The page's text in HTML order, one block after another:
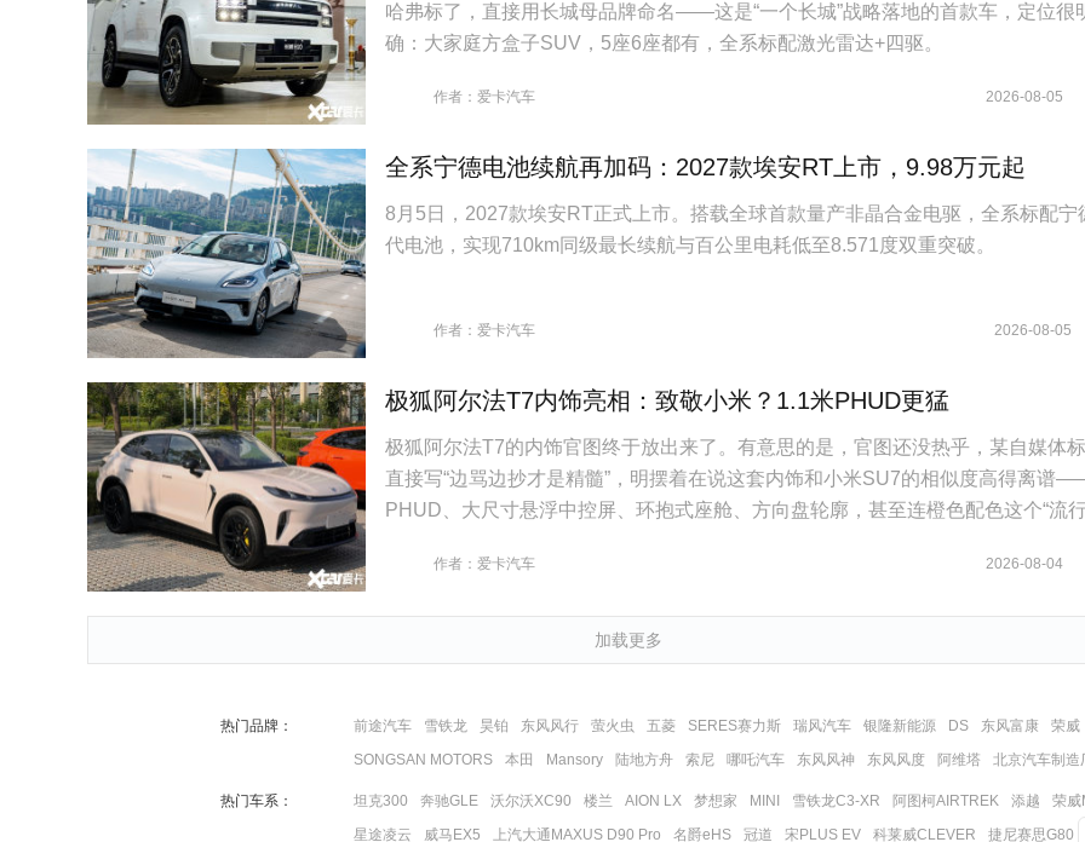
哈弗标了，直接用长城母品牌命名——这是“一个长城”战略落地的首款车，定位很
确：大家庭方盒子SUV，5座6座都有，全系标配激光雷达+四驱。
作者：爱卡汽车 2026-08-05
全系宁德电池续航再加码：2027款埃安RT上市，9.98万元起
8月5日，2027款埃安RT正式上市。搭载全球首款量产非晶合金电驱，全系标配宁
代电池，实现710km同级最长续航与百公里电耗低至8.571度双重突破。
作者：爱卡汽车 2026-08-05
极狐阿尔法T7内饰亮相：致敬小米？1.1米PHUD更猛
极狐阿尔法T7的内饰官图终于放出来了。有意思的是，官图还没热乎，某自媒体
直接写“边骂边抄才是精髓”，明摆着在说这套内饰和小米SU7的相似度高得离谱
PHUD、大尺寸悬浮中控屏、环抱式座舱、方向盘轮廓，甚至连橙色配色这个“流
作者：爱卡汽车 2026-08-04
加载更多
热门品牌： 前途汽车 雪铁龙 昊铂 东风风行 萤火虫 五菱 SERES赛力斯 瑞风汽车 银隆新能源 DS 东风富康 荣威
SONGSAN MOTORS
本田 Mansory 陆地方舟 索尼 哪吒汽车 东风风神 东风风度 阿维塔 北京汽车制造
热门车系： 坦克300 奔驰GLE 沃尔沃XC90 楼兰 AION LX 梦想家 MINI 雪铁龙C3-XR 阿图柯AIRTREK 添越 荣威
星途凌云
威马EX5 上汽大通MAXUS D90 Pro 名爵eHS 冠道 宋PLUS EV 科莱威CLEVER 捷尼赛思G80